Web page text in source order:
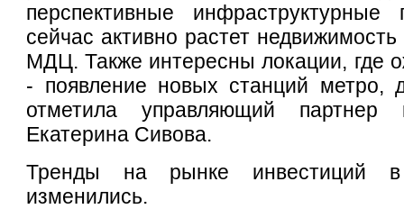
перспективные
сейчас активно растет
МДЦ. Также интересны локации, где
- появление новых станций метро,
отметила управляющий партнер
Екатерина Сивова.
Тренды на рынке инвестиций
изменились.